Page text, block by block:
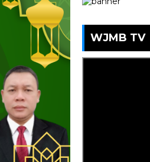
WJMB TV